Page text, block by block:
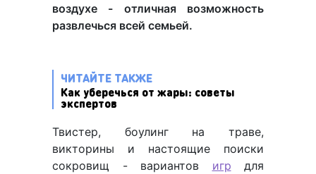
воздухе - отличная возможность
развлечься всей семьей.
ЧИТАЙТЕ ТАКЖЕ
Как уберечься от жары: советы
экспертов
Твистер, боулинг на траве,
викторины и настоящие поиски
сокровищ - вариантов игр для